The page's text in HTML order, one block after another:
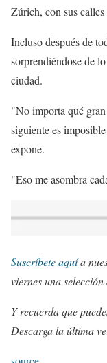
Zúrich, con sus calles
Incluso después de
sorprendiéndose de
ciudad.
"No importa qué
siguiente es
expone.
"Eso me asombra
Suscríbete aquía
viernes una
Y recuerda que
Descarga la última